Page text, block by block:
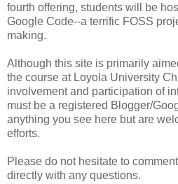
fourth offering, students will be
Google Code--a terrific FOSS
making.
Although this site is primarily
the course at Loyola University
involvement and participation of
must be a registered Blogger/
anything you see here but are
efforts.
Please do not hesitate to
directly with any questions.